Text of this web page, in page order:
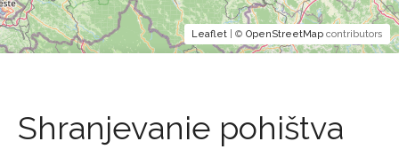
Shranjevanie pohištva
Leaflet | © OpenStreetMap contributors